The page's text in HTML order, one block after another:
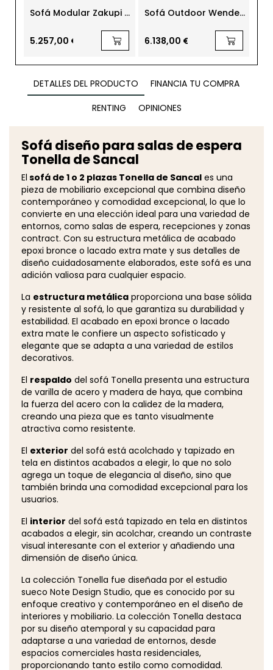
Sofá Modular Zakupi 5
5.257,00 €
Sofá Outdoor Wenden
6.138,00 €
DETALLES DEL PRODUCTO
FINANCIA TU COMPRA
RENTING
OPINIONES
Sofá diseño para salas de espera
Tonella de Sancal
El sofá de 1 o 2 plazas Tonella de Sancal es una
pieza de mobiliario excepcional que combina diseño
contemporáneo y comodidad excepcional, lo que lo
convierte en una elección ideal para una variedad de
entornos, como salas de espera, recepciones y zonas
contract. Con su estructura metálica de acabado
epoxi bronce o lacado extra mate y sus detalles de
diseño cuidadosamente elaborados, este sofá es una
adición valiosa para cualquier espacio.
La estructura metálica proporciona una base sólida
y resistente al sofá, lo que garantiza su durabilidad y
estabilidad. El acabado en epoxi bronce o lacado
extra mate le confiere un aspecto sofisticado y
elegante que se adapta a una variedad de estilos
decorativos.
El respaldo del sofá Tonella presenta una estructura
de varilla de acero y madera de haya, que combina
la fuerza del acero con la calidez de la madera,
creando una pieza que es tanto visualmente
atractiva como resistente.
El exterior del sofá está acolchado y tapizado en
tela en distintos acabados a elegir, lo que no solo
agrega un toque de elegancia al diseño, sino que
también brinda una comodidad excepcional para los
usuarios.
El interior del sofá está tapizado en tela en distintos
acabados a elegir, sin acolchar, creando un contraste
visual interesante con el exterior y añadiendo una
dimensión de diseño única.
La colección Tonella fue diseñada por el estudio
sueco Note Design Studio, que es conocido por su
enfoque creativo y contemporáneo en el diseño de
interiores y mobiliario. La colección Tonella destaca
por su diseño atemporal y su capacidad para
adaptarse a una variedad de entornos, desde
espacios comerciales hasta residenciales,
proporcionando tanto estilo como comodidad.